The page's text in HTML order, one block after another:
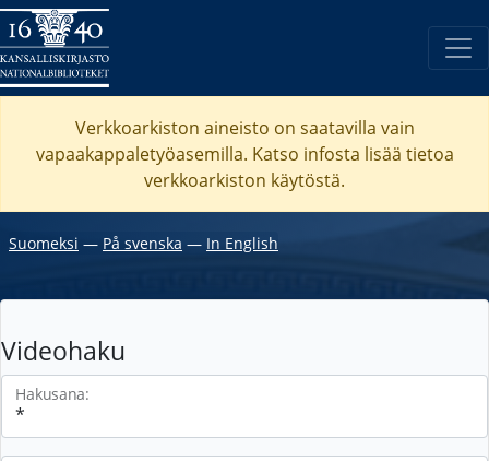
Verkkoarkiston aineisto on saatavilla vain
vapaakappaletyöasemilla. Katso infosta lisää tietoa
verkkoarkiston käytöstä.
Suomeksi ― På svenska ― In English
Videohaku
Hakusana: